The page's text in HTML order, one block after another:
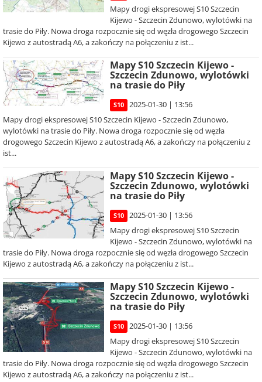
Mapy drogi ekspresowej S10 Szczecin
Kijewo - Szczecin Zdunowo, wylotówki na
trasie do Piły. Nowa droga rozpocznie się od węzła drogowego Szczecin
Kijewo z autostradą A6, a zakończy na połączeniu z ist...
Mapy S10 Szczecin Kijewo -
Szczecin Zdunowo, wylotówki
na trasie do Piły
S10
2025-01-30 | 13:56
Mapy drogi ekspresowej S10 Szczecin Kijewo - Szczecin Zdunowo,
wylotówki na trasie do Piły. Nowa droga rozpocznie się od węzła
drogowego Szczecin Kijewo z autostradą A6, a zakończy na połączeniu z
ist...
Mapy S10 Szczecin Kijewo -
Szczecin Zdunowo, wylotówki
na trasie do Piły
S10
2025-01-30 | 13:56
Mapy drogi ekspresowej S10 Szczecin
Kijewo - Szczecin Zdunowo, wylotówki na
trasie do Piły. Nowa droga rozpocznie się od węzła drogowego Szczecin
Kijewo z autostradą A6, a zakończy na połączeniu z ist...
Mapy S10 Szczecin Kijewo -
Szczecin Zdunowo, wylotówki
na trasie do Piły
S10
2025-01-30 | 13:56
Mapy drogi ekspresowej S10 Szczecin
Kijewo - Szczecin Zdunowo, wylotówki na
trasie do Piły. Nowa droga rozpocznie się od węzła drogowego Szczecin
Kijewo z autostradą A6, a zakończy na połączeniu z ist...